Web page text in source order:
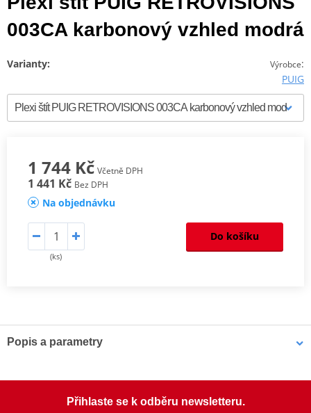
003CA karbonový vzhled modrá
Výrobce:
PUIG
Varianty:
1 744 Kč Včetně DPH
1 441 Kč Bez DPH
Na objednávku
(ks)
Do košíku
Popis a parametry
PDF Aerodynamic
Mounting tipsPřihlaste se k odběru newsletteru.